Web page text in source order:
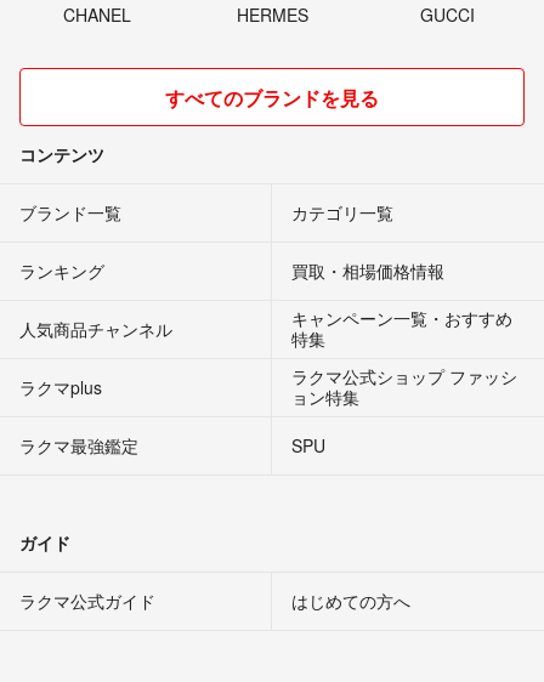
CHANEL HERMES GUCCI
すべてのブランドを見る
コンテンツ
ブランド一覧 カテゴリ一覧
ランキング 買取・相場価格情報
人気商品チャンネル
キャンペーン一覧・おすすめ
特集
ラクマplus
ラクマ公式ショップ ファッシ
ョン特集
ラクマ最強鑑定
SPU
ガイド
ラクマ公式ガイド はじめての方へ